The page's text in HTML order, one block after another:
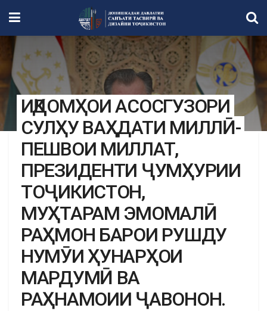
ИҚДОМҲОИ АСОСГУЗОРИ
СУЛҲУ ВАҲДАТИ МИЛЛӢ-
ПЕШВОИ МИЛЛАТ,
ПРЕЗИДЕНТИ ҶУМҲУРИИ
ТОҶИКИСТОН,
МУҲТАРАМ ЭМОМАЛӢ
РАҲМОН БАРОИ РУШДУ
НУМӮИ ҲУНАРҲОИ
МАРДУМӢ ВА
РАҲНАМОИИ ҶАВОНОН.